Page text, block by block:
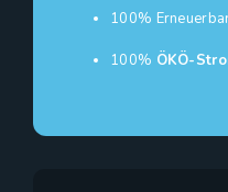
100%
100% ÖKÖ-